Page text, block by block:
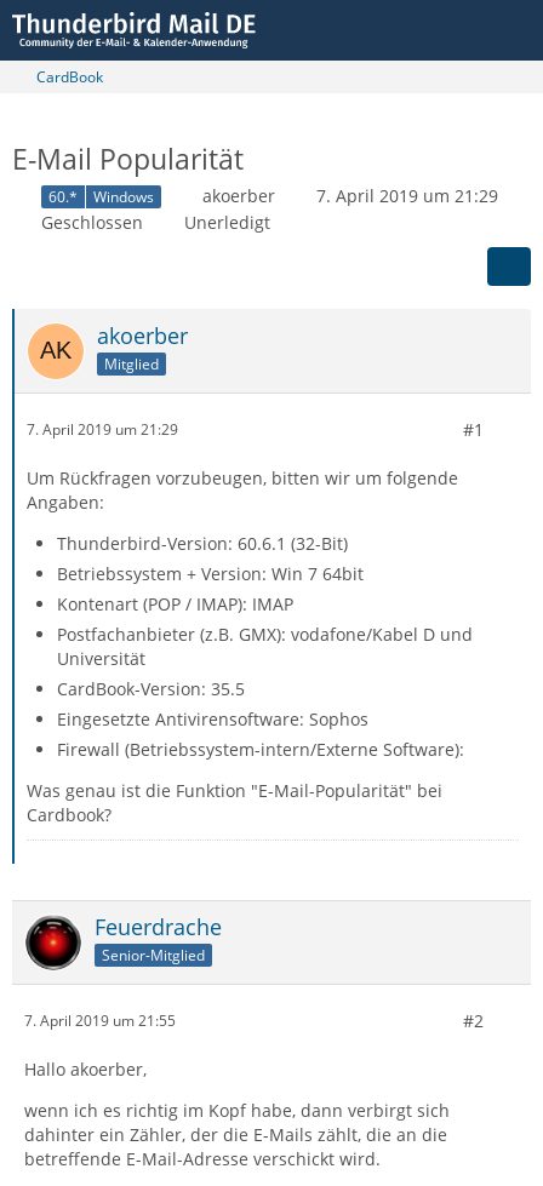
CardBook
E-Mail Popularität
60.* Windows akoerber
7. April 2019 um 21:29
Geschlossen
Unerledigt
akoerber
Mitglied
7. April 2019 um 21:29 #1
Um Rückfragen vorzubeugen, bitten wir um folgende
Angaben:
Thunderbird-Version: 60.6.1 (32-Bit)
Betriebssystem + Version: Win 7 64bit
Kontenart (POP / IMAP): IMAP
Postfachanbieter (z.B. GMX): vodafone/Kabel D und
Universität
CardBook-Version: 35.5
Eingesetzte Antivirensoftware: Sophos
Firewall (Betriebssystem-intern/Externe Software):
Was genau ist die Funktion "E-Mail-Popularität" bei
Cardbook?
Feuerdrache
Senior-Mitglied
7. April 2019 um 21:55 #2
Hallo akoerber,
wenn ich es richtig im Kopf habe, dann verbirgt sich
dahinter ein Zähler, der die E-Mails zählt, die an die
betreffende E-Mail-Adresse verschickt wird.